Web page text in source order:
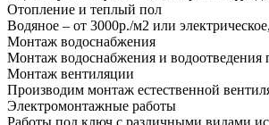
Отопление и теплый пол
Водяное – от 3000р./м2 или
Монтаж водоснабжения
Монтаж водоснабжения и водоотведения
Монтаж вентиляции
Производим монтаж естественной
Электромонтажные работы
Работы под ключ с различными видами